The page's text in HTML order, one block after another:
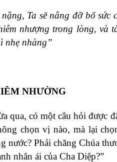
Ta sẽ nâng đỡ bổ sức
nhượng trong lòng, và
nhẹ nhàng”
NHƯỜNG
qua, có một câu hỏi được
chọn vị nào, mà lại
nước? Phải chăng Chúa
nhân ái của Cha Diệp?”